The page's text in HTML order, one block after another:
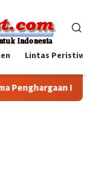
Lintas
ISRA